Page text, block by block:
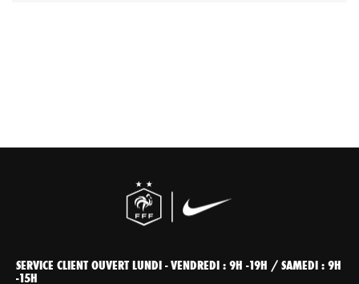
SERVICE CLIENT OUVERT LUNDI - VENDREDI : 9H -19H / SAMEDI : 9H
-15H